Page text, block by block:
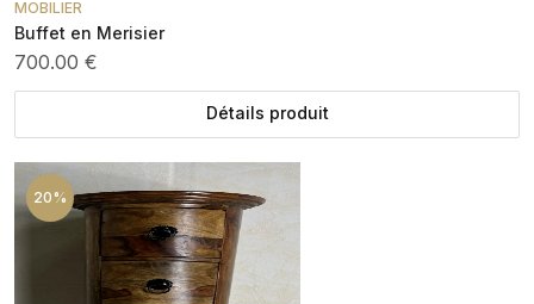
MOBILIER
Buffet en Merisier
700.00 €
Détails produit
20%